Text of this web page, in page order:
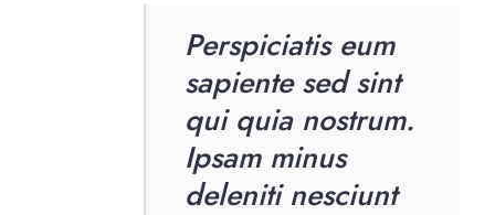
Perspiciatis eum
sapiente sed sint
qui quia nostrum.
Ipsam minus
deleniti nesciunt